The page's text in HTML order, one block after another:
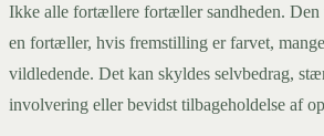
Ikke alle fortællere fortæller sandheden.
en fortæller, hvis fremstilling er farvet,
vildledende. Det kan skyldes selvbedrag,
involvering eller bevidst tilbageholdelse af